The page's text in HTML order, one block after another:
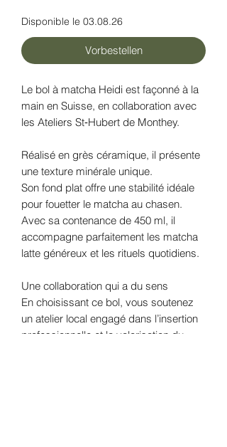
Disponible le 03.08.26
Vorbestellen
Le bol à matcha Heidi est façonné à la
main en Suisse, en collaboration avec
les Ateliers St‑Hubert de Monthey.
Réalisé en grès céramique, il présente
une texture minérale unique.
Son fond plat offre une stabilité idéale
pour fouetter le matcha au chasen.
Avec sa contenance de 450 ml, il
accompagne parfaitement les matcha
latte généreux et les rituels quotidiens.
Une collaboration qui a du sens
En choisissant ce bol, vous soutenez
un atelier local engagé dans l’insertion
professionnelle et la valorisation du